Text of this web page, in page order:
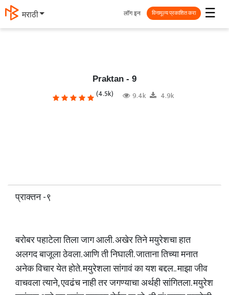
मराठी ☰
लॉग इन विनामूल्य प्रकाशित करा
Praktan - 9
(4.5k) 9.4k 4.9k
प्राक्तन -९
बरोबर पहाटेला तिला जाग आली. अखेर तिने मयुरेशचा हात
अलगद बाजूला ठेवला. आणि ती निघाली. जाताना तिच्या मनात
अनेक विचार येत होते. मयुरेशला सांगावं का यश बद्दल.. माझा जीव
वाचवला त्याने, एवढंच नाही तर जगण्याचा अर्थही सांगितला. मयुरेश